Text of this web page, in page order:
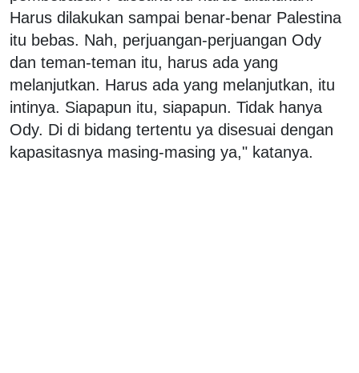
Harus dilakukan sampai benar-benar Palestina
itu bebas. Nah, perjuangan-perjuangan Ody
dan teman-teman itu, harus ada yang
melanjutkan. Harus ada yang melanjutkan, itu
intinya. Siapapun itu, siapapun. Tidak hanya
Ody. Di di bidang tertentu ya disesuai dengan
kapasitasnya masing-masing ya," katanya.